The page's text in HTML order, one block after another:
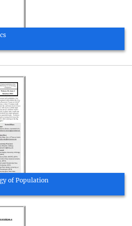
of Population